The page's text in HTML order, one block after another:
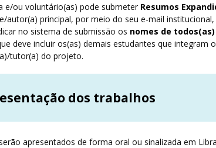
e/ou voluntário(as) pode submeter Resumos
autor(a) principal, por meio do seu e-mail
no sistema de submissão os nomes de
deve incluir os(as) demais estudantes que integram
tutor(a) do projeto.
dos trabalhos
apresentados de forma oral ou sinalizada em